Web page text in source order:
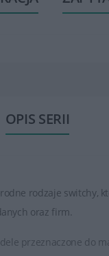
OPIS SERII
rodzaje switchy,
oraz firm.
przeznaczone do